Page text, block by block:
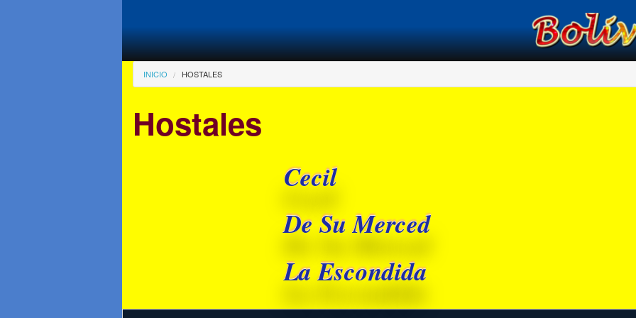
Usted está aquí
INICIO HOSTALES
Hostales
Cecil
De Su Merced
La Escondida